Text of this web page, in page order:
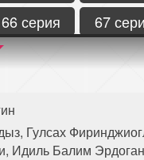
66 серия 67
76 серия 77
Гулсах
Балим